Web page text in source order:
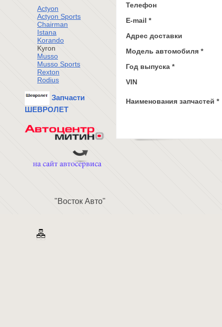
Телефон
E-mail *
Адрес доставки
Модель автомобиля *
Год выпуска *
VIN
Наименования запчастей *
Actyon
Actyon Sports
Chairman
Istana
Korando
Kyron
Musso
Musso Sports
Rexton
Rodius
Запчасти
ШЕВРОЛЕТ
"Восток Авто"